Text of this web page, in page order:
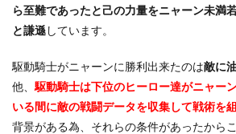
ら至難であったと己の力量をニャーン未満
と謙遜しています。
駆動騎士がニャーンに勝利出来たのは敵に
他、 駆動騎士は下位のヒーロー達がニャー
いる間に敵の戦闘データを収集して戦術を
背景がある為、それらの条件があったから